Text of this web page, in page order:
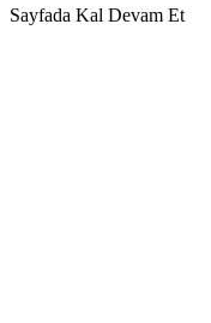
Sayfada Kal Devam Et